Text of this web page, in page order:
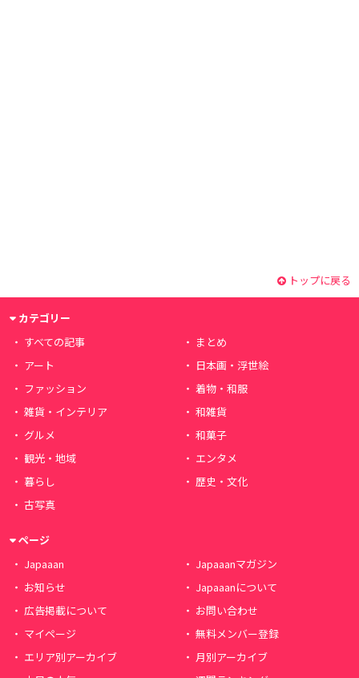
トップに戻る
カテゴリー
すべての記事
まとめ
アート
日本画・浮世絵
ファッション
着物・和服
雑貨・インテリア
和雑貨
グルメ
和菓子
観光・地域
エンタメ
暮らし
歴史・文化
古写真
ページ
Japaaan
Japaaanマガジン
お知らせ
Japaaanについて
広告掲載について
お問い合わせ
マイページ
無料メンバー登録
エリア別アーカイブ
月別アーカイブ